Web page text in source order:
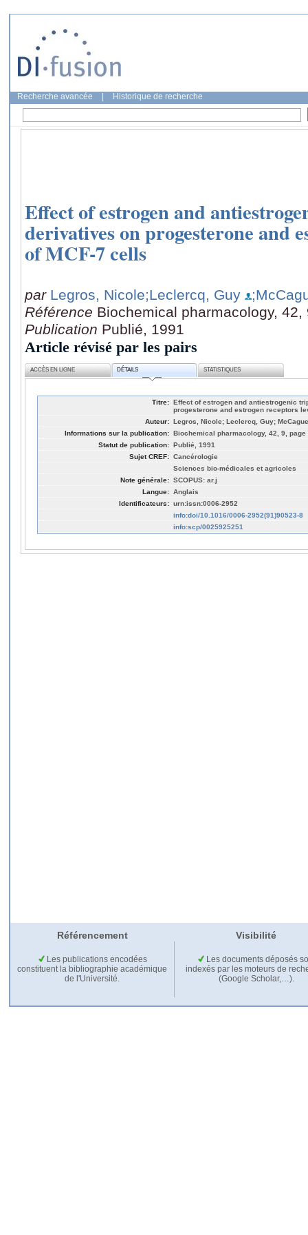
Recherche avancée Historique de recherche
Effect of estrogen and
derivatives on progesterone and
of MCF-7 cells
par Legros, Nicole;Leclercq, Guy
Référence Biochemical pharmacology,
Publication Publié, 1991
Article révisé par les pairs
ACCÈS EN LIGNE DÉTAILS STATISTIQUES
Titre: Effect of estrogen and antiestrogenic
progesterone and estrogen receptors
Auteur: Legros, Nicole; Leclercq, Guy;
Informations sur la publication: Biochemical pharmacology, 42, 9, page
Statut de publication: Publié, 1991
Sujet CREF: Cancérologie
Sciences bio-médicales et agricoles
Note générale: SCOPUS: ar.j
Langue: Anglais
Identificateurs: urn:issn:0006-2952
info:doi/10.1016/0006-2952(91)90523-8
info:scp/0025925251
Référencement Visibilité
Les publications encodées
constituent la bibliographie académique
de l'Université.
Les documents déposés
indexés par les moteurs de
(Google Scholar,…).